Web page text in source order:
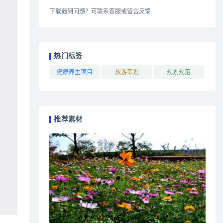
下载遇到问题？可联系客服或留言反馈
热门标签
健康养生项目 旅游策划 规划规范
推荐素材